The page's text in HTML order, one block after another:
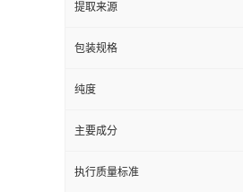
提取来源
包装规格
纯度
主要成分
执行质量标准